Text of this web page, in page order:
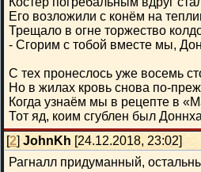
Его возложили с конём на
Трещало в огне торжество
- Сгорим с тобой вместе мы,
С тех пронеслось уже восемь
Но в жилах кровь снова по-
Когда узнаём мы в рецепте в
Тот яд, коим сгублен был
[2] JohnKh [24.12.2018, 23:02]
Рагналл придуманный,